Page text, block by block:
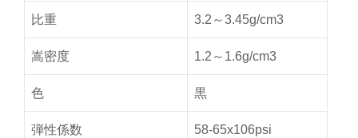
比重 3.2～3.45g/cm3
嵩密度 1.2～1.6g/cm3
色 黒
弾性係数 58-65x106psi